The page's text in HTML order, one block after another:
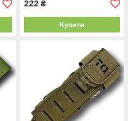
222 ₴
Купити